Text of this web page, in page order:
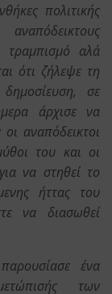
πολιτικής
τραμπισμό αλά
ότι ζήλεψε τη
σε
άρχισε να
αναπόδεικτοι
του και οι
να στηθεί το
ήττας του
να διασωθεί
ένα
των